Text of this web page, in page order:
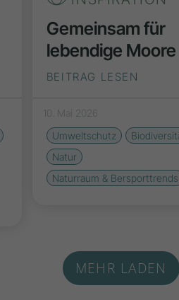
Gemeinsam für
lebendige Moore
BEITRAG LESEN
10. Mai 2026
Umweltschutz
Natur
Naturraum & Bersporttrends
MEHR LADEN